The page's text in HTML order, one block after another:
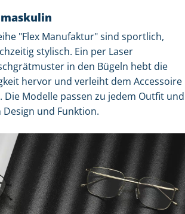
"Flex Manufaktur" sind sportlich,
stylisch. Ein per Laser
in den Bügeln hebt die
hervor und verleiht dem Accessoire
Die Modelle passen zu jedem Outfit und
und Funktion.